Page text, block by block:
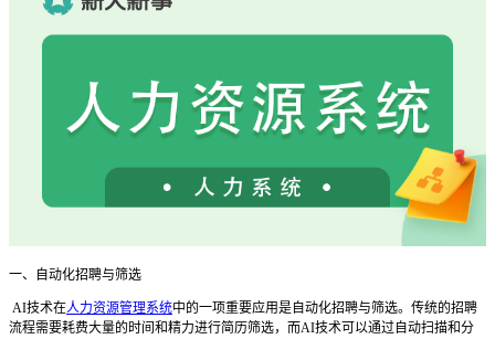
一、自动化招聘与筛选
AI技术在人力资源管理系统中的一项重要应用是自动化招聘与筛选。传统的招聘
流程需要耗费大量的时间和精力进行简历筛选，而AI技术可以通过自动扫描和分